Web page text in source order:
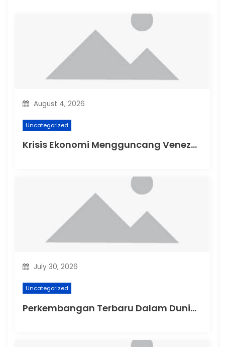
August 4, 2026
Uncategorized
Krisis Ekonomi Mengguncang Venezuela
July 30, 2026
Uncategorized
Perkembangan Terbaru Dalam Dunia Politik Australia